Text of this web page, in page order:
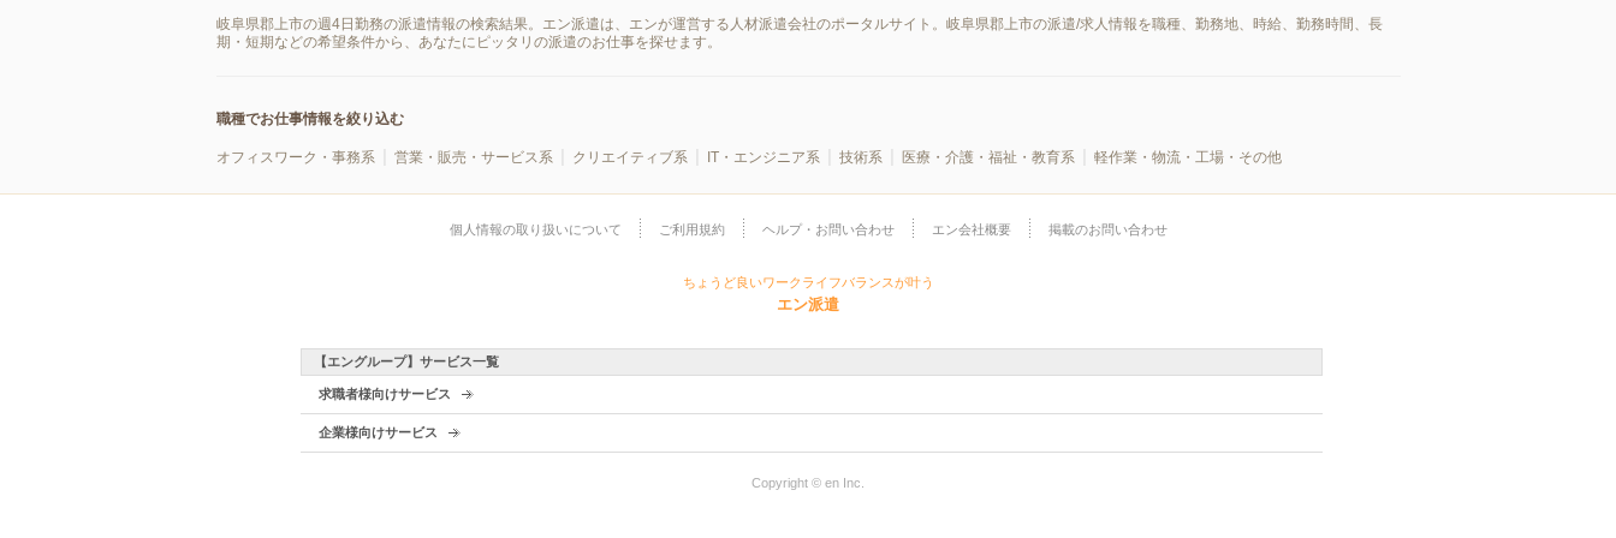
岐阜県郡上市の週4日勤務の派遣情報の検索結果。エン派遣は、エンが運営する人材派遣会社のポータルサイト。岐阜県郡上市の派遣/求人情報を職種、勤務地、時給、勤務時間、長
期・短期などの希望条件から、あなたにピッタリの派遣のお仕事を探せます。
職種でお仕事情報を絞り込む
オフィスワーク・事務系 営業・販売・サービス系 クリエイティブ系 IT・エンジニア系 技術系 医療・介護・福祉・教育系 軽作業・物流・工場・その他
個人情報の取り扱いについて ご利用規約 ヘルプ・お問い合わせ エン会社概要 掲載のお問い合わせ
ちょうど良いワークライフバランスが叶う
エン派遣
【エングループ】サービス一覧
求職者様向けサービス
企業様向けサービス
Copyright © en Inc.